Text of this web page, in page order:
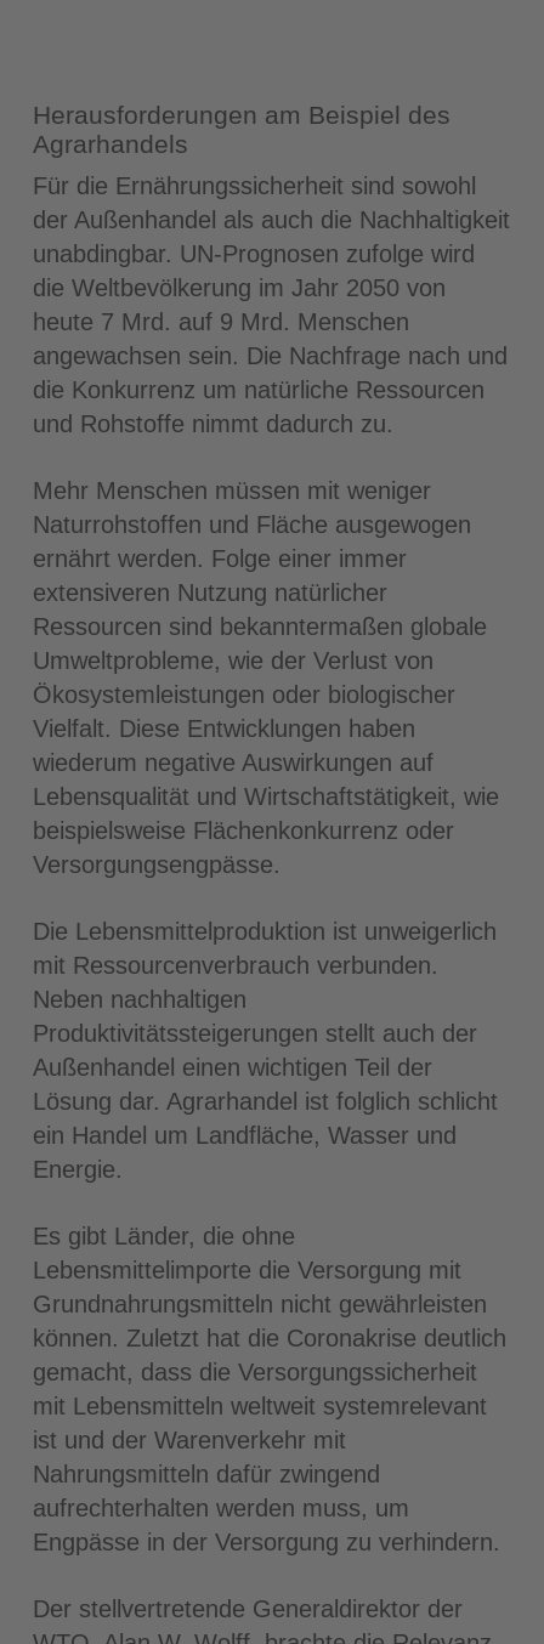
Herausforderungen am Beispiel des
Agrarhandels
Für die Ernährungssicherheit sind sowohl
der Außenhandel als auch die Nachhaltigkeit
unabdingbar. UN-Prognosen zufolge wird
die Weltbevölkerung im Jahr 2050 von
heute 7 Mrd. auf 9 Mrd. Menschen
angewachsen sein. Die Nachfrage nach und
die Konkurrenz um natürliche Ressourcen
und Rohstoffe nimmt dadurch zu.
Mehr Menschen müssen mit weniger
Naturrohstoffen und Fläche ausgewogen
ernährt werden. Folge einer immer
extensiveren Nutzung natürlicher
Ressourcen sind bekanntermaßen globale
Umweltprobleme, wie der Verlust von
Ökosystemleistungen oder biologischer
Vielfalt. Diese Entwicklungen haben
wiederum negative Auswirkungen auf
Lebensqualität und Wirtschaftstätigkeit, wie
beispielsweise Flächenkonkurrenz oder
Versorgungsengpässe.
Die Lebensmittelproduktion ist unweigerlich
mit Ressourcenverbrauch verbunden.
Neben nachhaltigen
Produktivitätssteigerungen stellt auch der
Außenhandel einen wichtigen Teil der
Lösung dar. Agrarhandel ist folglich schlicht
ein Handel um Landfläche, Wasser und
Energie.
Es gibt Länder, die ohne
Lebensmittelimporte die Versorgung mit
Grundnahrungsmitteln nicht gewährleisten
können. Zuletzt hat die Coronakrise deutlich
gemacht, dass die Versorgungssicherheit
mit Lebensmitteln weltweit systemrelevant
ist und der Warenverkehr mit
Nahrungsmitteln dafür zwingend
aufrechterhalten werden muss, um
Engpässe in der Versorgung zu verhindern.
Der stellvertretende Generaldirektor der